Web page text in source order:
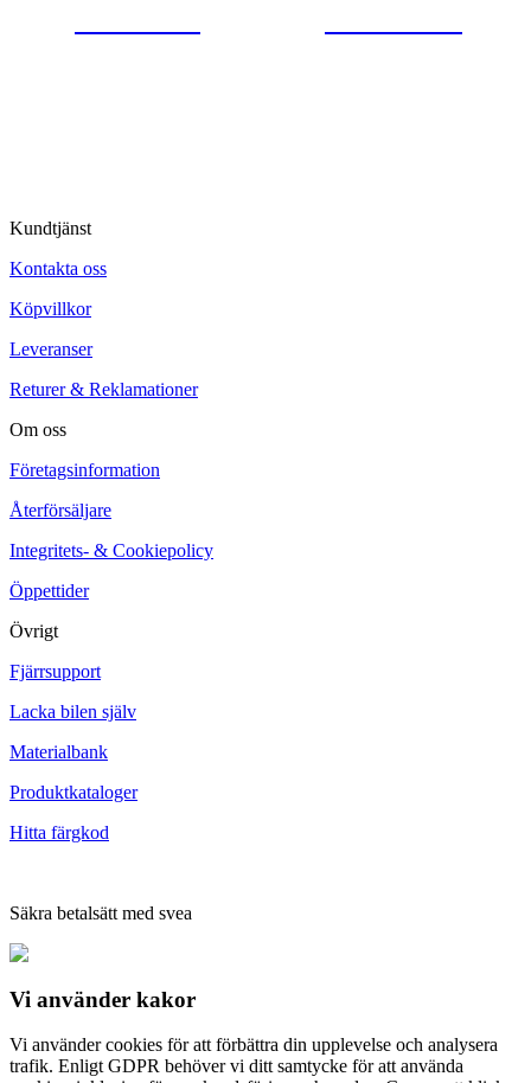
Kundtjänst
Kontakta oss
Köpvillkor
Leveranser
Returer & Reklamationer
Om oss
Företagsinformation
Återförsäljare
Integritets- & Cookiepolicy
Öppettider
Övrigt
Fjärrsupport
Lacka bilen själv
Materialbank
Produktkataloger
Hitta färgkod
Säkra betalsätt med svea
Vi använder kakor
Vi använder cookies för att förbättra din upplevelse och analysera
trafik. Enligt GDPR behöver vi ditt samtycke för att använda